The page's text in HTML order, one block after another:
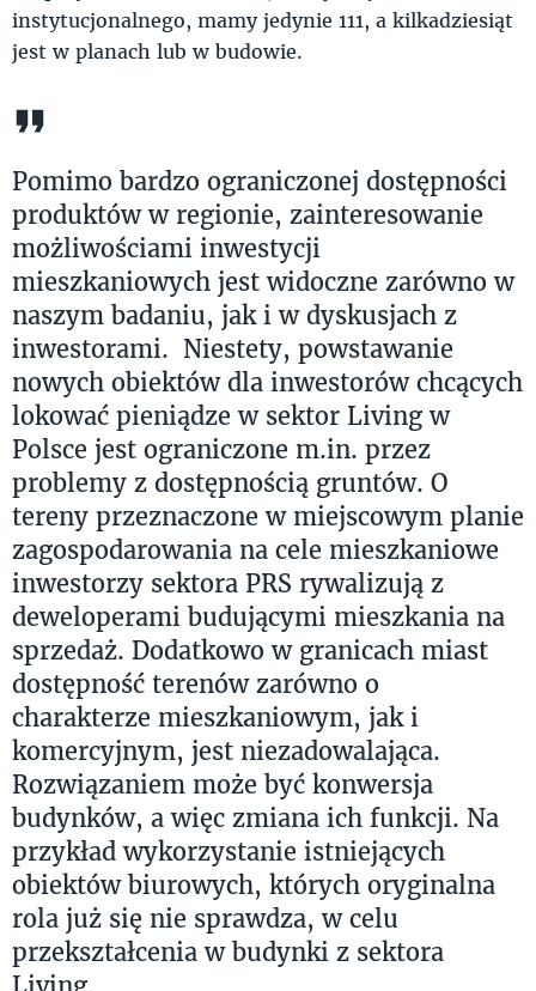
instytucjonalnego, mamy jedynie 111, a kilkadziesiąt
jest w planach lub w budowie.
Pomimo bardzo ograniczonej dostępności
produktów w regionie, zainteresowanie
możliwościami inwestycji
mieszkaniowych jest widoczne zarówno w
naszym badaniu, jak i w dyskusjach z
inwestorami. Niestety, powstawanie
nowych obiektów dla inwestorów chcących
lokować pieniądze w sektor Living w
Polsce jest ograniczone m.in. przez
problemy z dostępnością gruntów. O
tereny przeznaczone w miejscowym planie
zagospodarowania na cele mieszkaniowe
inwestorzy sektora PRS rywalizują z
deweloperami budującymi mieszkania na
sprzedaż. Dodatkowo w granicach miast
dostępność terenów zarówno o
charakterze mieszkaniowym, jak i
komercyjnym, jest niezadowalająca.
Rozwiązaniem może być konwersja
budynków, a więc zmiana ich funkcji. Na
przykład wykorzystanie istniejących
obiektów biurowych, których oryginalna
rola już się nie sprawdza, w celu
przekształcenia w budynki z sektora
Living